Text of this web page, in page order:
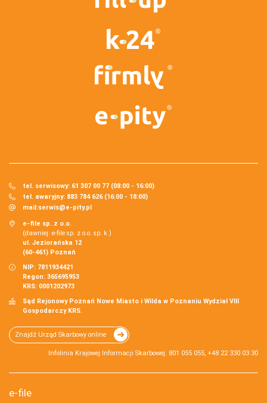
tel. serwisowy: 61 307 00 77 (08:00 - 16:00)
tel. awaryjny: 883 784 626 (16:00 - 18:00)
mail:serwis@e-pity.pl
e-file sp. z o.o.
(dawniej: e-file sp. z o.o. sp. k.)
ul. Jeziorańska 12
(60-461) Poznań
NIP: 7811934421
Regon: 365695953
KRS: 0001202973
Sąd Rejonowy Poznań Nowe Miasto i Wilda w Poznaniu Wydział VIII
Gospodarczy KRS.
Znajdź Urząd Skarbowy online
Infolinia Krajowej Informacji Skarbowej: 801 055 055, +48 22 330 03 30
e-file